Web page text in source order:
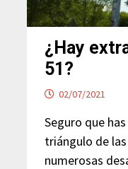
¿Hay
51?
02/07/2021
Seguro que
triángulo de
numerosas